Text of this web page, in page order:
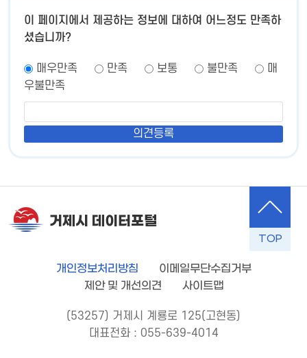
이 페이지에서 제공하는 정보에 대하여 어느정도 만족하
셨습니까?
매우만족 만족 보통 불만족
매
우불만족
거제시 데이터포털
개인정보처리방침
이메일무단수집거부
제안 및 개선의견
사이트맵
(53257) 거제시 계룡로 125(고현동)
대표전화 : 055-639-4014
TOP